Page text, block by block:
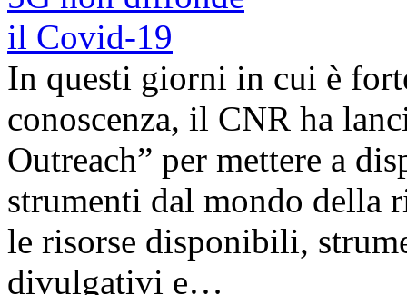
In questi giorni in cui è
conoscenza, il CNR ha
Outreach” per mettere a
strumenti dal mondo della
le risorse disponibili,
divulgativi e…